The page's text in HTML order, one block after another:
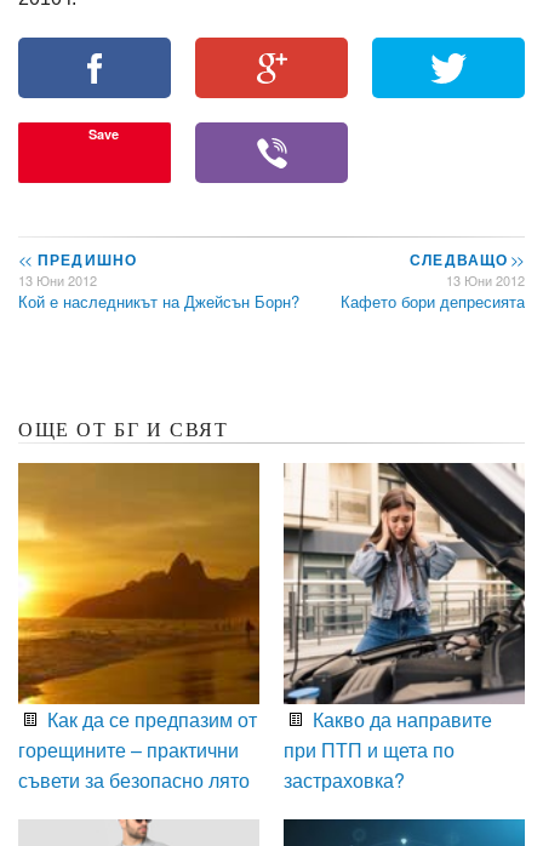
Save
<< ПРЕДИШНО
13 Юни 2012
Кой е наследникът на Джейсън Борн?
СЛЕДВАЩО>>
13 Юни 2012
Кафето бори депресията
ОЩЕ ОТ БГ И СВЯТ
Как да се предпазим от
горещините – практични
съвети за безопасно лято
Какво да направите
при ПТП и щета по
застраховка?